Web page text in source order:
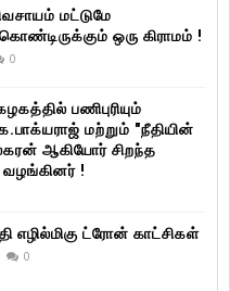
மட்டுமே
ஒரு கிராமம் !
0
பணிபுரியும்
மற்றும் "நீதியின்
ஆகியோர் சிறந்த
வழங்கினர் !
எழில்மிகு ட்ரோன் காட்சிகள்
0